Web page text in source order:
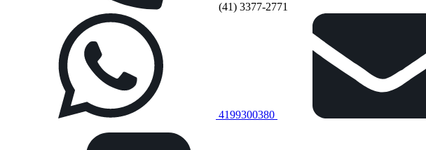
(41) 3377-2771
4199300380